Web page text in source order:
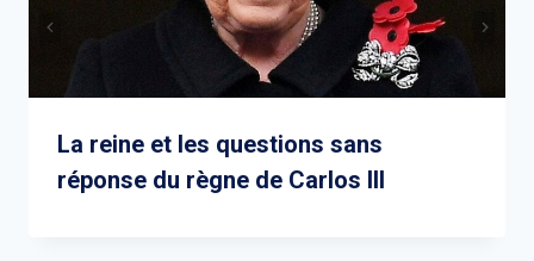
La reine et les questions sans
réponse du règne de Carlos III